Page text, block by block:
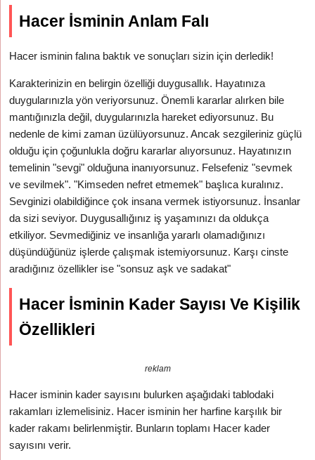
Hacer İsminin Anlam Falı
Hacer isminin falına baktık ve sonuçları sizin için derledik!
Karakterinizin en belirgin özelliği duygusallık. Hayatınıza
duygularınızla yön veriyorsunuz. Önemli kararlar alırken bile
mantığınızla değil, duygularınızla hareket ediyorsunuz. Bu
nedenle de kimi zaman üzülüyorsunuz. Ancak sezgileriniz güçlü
olduğu için çoğunlukla doğru kararlar alıyorsunuz. Hayatınızın
temelinin "sevgi" olduğuna inanıyorsunuz. Felsefeniz "sevmek
ve sevilmek". "Kimseden nefret etmemek" başlıca kuralınız.
Sevginizi olabildiğince çok insana vermek istiyorsunuz. İnsanlar
da sizi seviyor. Duygusallığınız iş yaşamınızı da oldukça
etkiliyor. Sevmediğiniz ve insanlığa yararlı olamadığınızı
düşündüğünüz işlerde çalışmak istemiyorsunuz. Karşı cinste
aradığınız özellikler ise "sonsuz aşk ve sadakat"
Hacer İsminin Kader Sayısı Ve Kişilik
Özellikleri
reklam
Hacer isminin kader sayısını bulurken aşağıdaki tablodaki
rakamları izlemelisiniz. Hacer isminin her harfine karşılık bir
kader rakamı belirlenmiştir. Bunların toplamı Hacer kader
sayısını verir.